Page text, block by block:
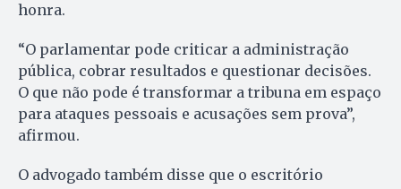
honra.
“O parlamentar pode criticar a administração
pública, cobrar resultados e questionar decisões.
O que não pode é transformar a tribuna em espaço
para ataques pessoais e acusações sem prova”,
afirmou.
O advogado também disse que o escritório